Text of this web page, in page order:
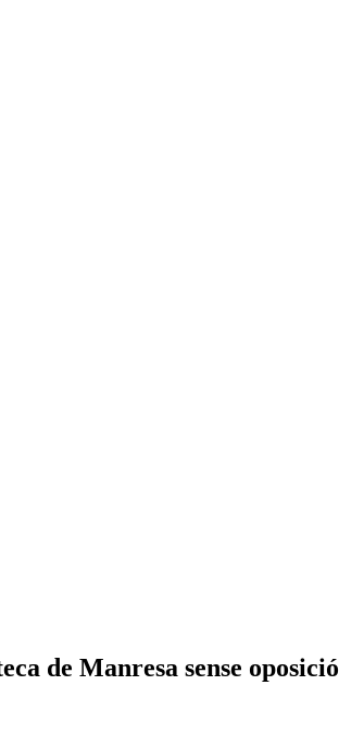
de Manresa sense oposició